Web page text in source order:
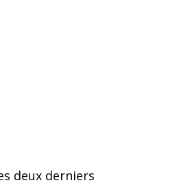
deux derniers